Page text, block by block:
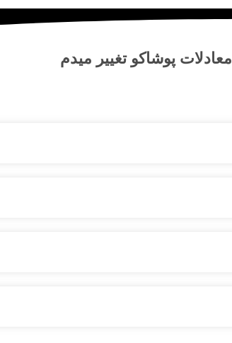
معادلات پوشاکو تغییر میدم